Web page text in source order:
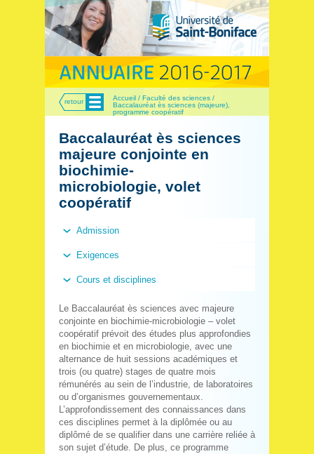
retour Menu
Accueil / Faculté des sciences /
Baccalauréat ès sciences (majeure),
programme coopératif
Baccalauréat ès sciences
majeure conjointe en
biochimie-
microbiologie, volet
coopératif
Admission
Exigences
Cours et disciplines
Le Baccalauréat ès sciences avec majeure
conjointe en biochimie-microbiologie – volet
coopératif prévoit des études plus approfondies
en biochimie et en microbiologie, avec une
alternance de huit sessions académiques et
trois (ou quatre) stages de quatre mois
rémunérés au sein de l’industrie, de laboratoires
ou d’organismes gouvernementaux.
L’approfondissement des connaissances dans
ces disciplines permet à la diplômée ou au
diplômé de se qualifier dans une carrière reliée à
son sujet d’étude. De plus, ce programme